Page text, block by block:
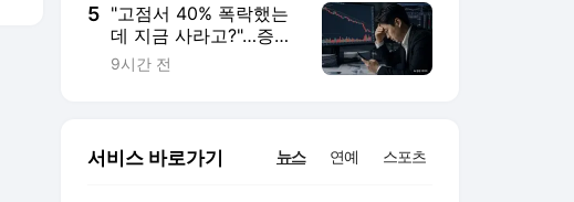
5 "고점서 40% 폭락했는
데 지금 사라고?"…증권
가가 다시 찍은 '이 종
9시간 전
서비스 바로가기 뉴스 연예 스포츠